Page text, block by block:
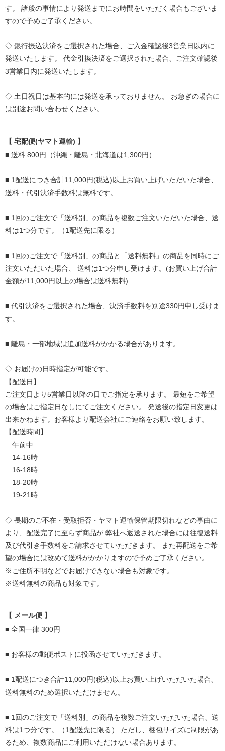
す。
諸般の事情により発送までにお時間をいただく場合もございま
すので予めご了承ください。
◇ 銀行振込決済をご選択された場合、ご入金確認後3営業日以内に
発送いたします。
代金引換決済をご選択された場合、ご注文確認後
3営業日内に発送いたします。
◇ 土日祝日は基本的には発送を承っておりません。
お急ぎの場合に
は別途お問い合わせください。
【 宅配便(ヤマト運輸) 】
■ 送料 800円（沖縄・離島・北海道は1,300円）
■ 1配送につき合計11,000円(税込)以上お買い上げいただいた場合、
送料・代引決済手数料は無料です。
■ 1回のご注文で「送料別」の商品を複数ご注文いただいた場合、送
料は1つ分です。（1配送先に限る）
■ 1回のご注文で「送料別」の商品と「送料無料」の商品を同時にご
注文いただいた場合、
送料は1つ分申し受けます。(お買い上げ合計
金額が11,000円以上の場合は送料無料)
■ 代引決済をご選択された場合、決済手数料を別途330円申し受けま
す。
■ 離島・一部地域は追加送料がかかる場合があります。
◇ お届けの日時指定が可能です。
【配送日】
ご注文日より5営業日以降の日でご指定を承ります。
最短をご希望
の場合はご指定日なしにてご注文ください。
発送後の指定日変更は
出来かねます。お客様より配送会社にご連絡をお願い致します。
【配送時間】
午前中
14-16時
16-18時
18-20時
19-21時
◇ 長期のご不在・受取拒否・ヤマト運輸保管期限切れなどの事由に
より、配送完了に至らず商品が 弊社へ返送された場合には往復送料
及び代引き手数料をご請求させていただきます。
また再配送をご希
望の場合には改めて送料がかかりますので予めご了承ください。
※ご住所不明などでお届けできない場合も対象です。
※送料無料の商品も対象です。
【 メール便 】
■ 全国一律 300円
■ お客様の郵便ポストに投函させていただきます。
■ 1配送につき合計11,000円(税込)以上お買い上げいただいた場合、
送料無料のため選択いただけません。
■ 1回のご注文で「送料別」の商品を複数ご注文いただいた場合、送
料は1つ分です。（1配送先に限る）
ただし、梱包サイズに制限があ
るため、複数商品にご利用いただけない場合あります。